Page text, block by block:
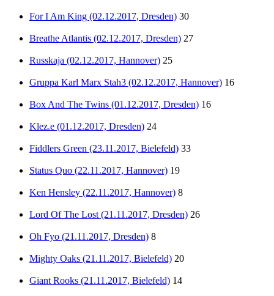
For I Am King (02.12.2017, Dresden) 30
Breathe Atlantis (02.12.2017, Dresden) 27
Russkaja (02.12.2017, Hannover) 25
Gruppa Karl Marx Stah3 (02.12.2017, Hannover) 16
Box And The Twins (01.12.2017, Dresden) 16
Klez.e (01.12.2017, Dresden) 24
Fiddlers Green (23.11.2017, Bielefeld) 33
Status Quo (22.11.2017, Hannover) 19
Ken Hensley (22.11.2017, Hannover) 8
Lord Of The Lost (21.11.2017, Dresden) 26
Oh Fyo (21.11.2017, Dresden) 8
Mighty Oaks (21.11.2017, Bielefeld) 20
Giant Rooks (21.11.2017, Bielefeld) 14